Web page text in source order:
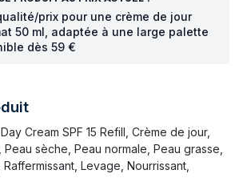
prix pour une crème de jour
50 ml, adaptée à une large palette
dès 59 €
Cream SPF 15 Refill, Crème de jour,
Peau sèche, Peau normale, Peau grasse,
Levage, Nourrissant,